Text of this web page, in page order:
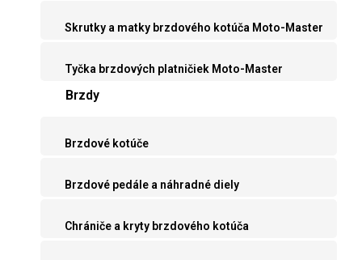
Skrutky a matky brzdového kotúča Moto-Master
Tyčka brzdových platničiek Moto-Master
Brzdy
Brzdové kotúče
Brzdové pedále a náhradné diely
Chrániče a kryty brzdového kotúča